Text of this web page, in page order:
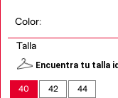
Color:
Talla
Encuentra tu talla
40 42 44